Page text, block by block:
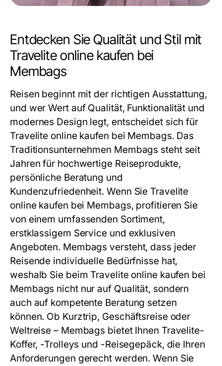
Entdecken Sie Qualität und Stil mit
Travelite online kaufen bei
Membags
Reisen beginnt mit der richtigen Ausstattung,
und wer Wert auf Qualität, Funktionalität und
modernes Design legt, entscheidet sich für
Travelite online kaufen bei Membags. Das
Traditionsunternehmen Membags steht seit
Jahren für hochwertige Reiseprodukte,
persönliche Beratung und
Kundenzufriedenheit. Wenn Sie Travelite
online kaufen bei Membags, profitieren Sie
von einem umfassenden Sortiment,
erstklassigem Service und exklusiven
Angeboten. Membags versteht, dass jeder
Reisende individuelle Bedürfnisse hat,
weshalb Sie beim Travelite online kaufen bei
Membags nicht nur auf Qualität, sondern
auch auf kompetente Beratung setzen
können. Ob Kurztrip, Geschäftsreise oder
Weltreise – Membags bietet Ihnen Travelite-
Koffer, -Trolleys und -Reisegepäck, die Ihren
Anforderungen gerecht werden. Wenn Sie